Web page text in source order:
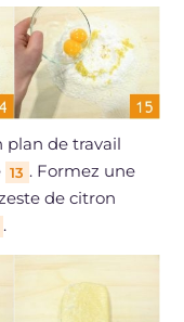
plan de travail
13 . Formez une
de citron
.